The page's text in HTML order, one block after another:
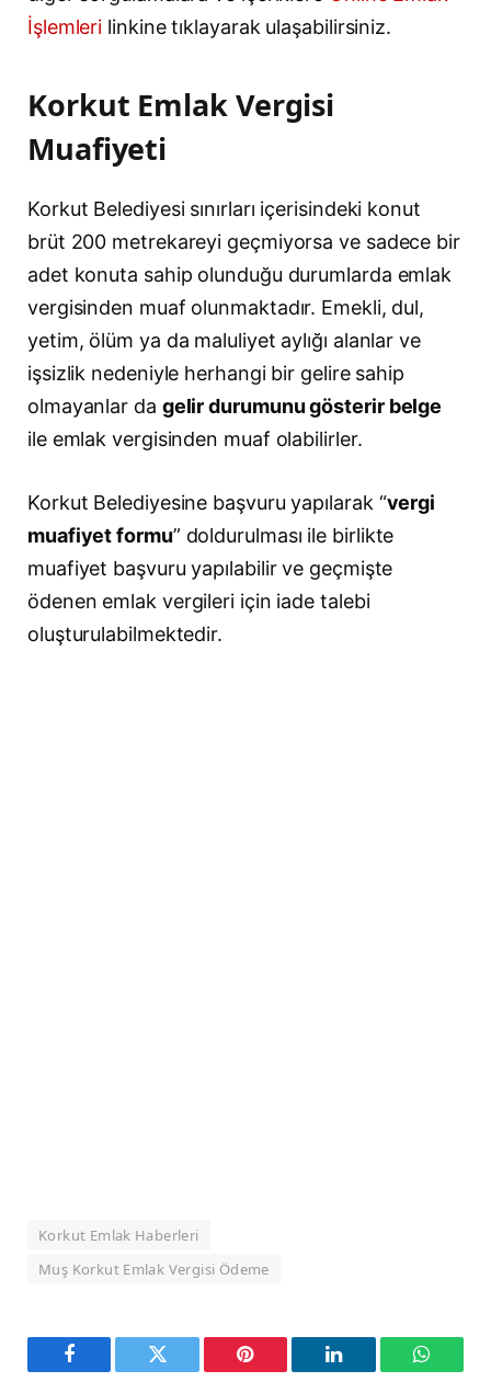
İşlemleri linkine tıklayarak ulaşabilirsiniz.
Korkut Emlak Vergisi
Muafiyeti
Korkut Belediyesi sınırları içerisindeki konut
brüt 200 metrekareyi geçmiyorsa ve sadece bir
adet konuta sahip olunduğu durumlarda emlak
vergisinden muaf olunmaktadır. Emekli, dul,
yetim, ölüm ya da maluliyet aylığı alanlar ve
işsizlik nedeniyle herhangi bir gelire sahip
olmayanlar da gelir durumunu gösterir belge
ile emlak vergisinden muaf olabilirler.
Korkut Belediyesine başvuru yapılarak “vergi
muafiyet formu” doldurulması ile birlikte
muafiyet başvuru yapılabilir ve geçmişte
ödenen emlak vergileri için iade talebi
oluşturulabilmektedir.
Korkut Emlak Haberleri
Muş Korkut Emlak Vergisi Ödeme
Facebook Twitter Pinterest LinkedIn